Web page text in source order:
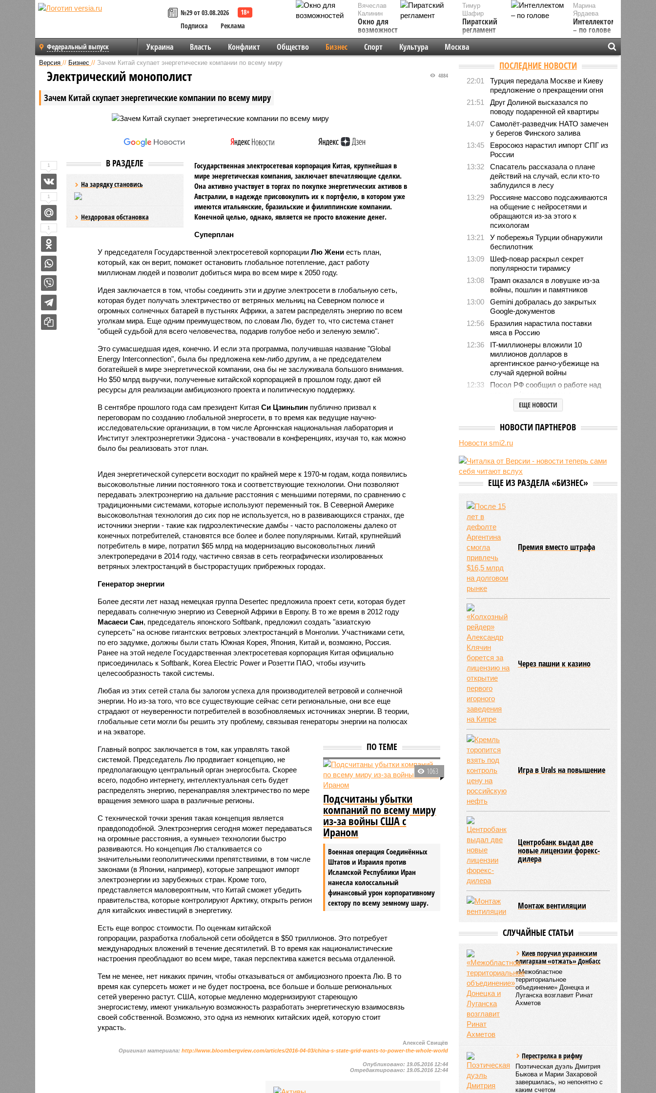
№29 от 03.08.2026
Подписка
Реклама
Вячеслав
Калинин
Окно для
возможностей
Марина
Ярдаева
Интеллектом
– по голове
Тимур
Шафир
Пиратский
регламент
Федеральный выпуск Украина Власть Конфликт Общество Бизнес Спорт Культура Москва
Версия // Бизнес // Зачем Китай скупает энергетические компании по всему миру
Зачем Китай скупает энергетические компании по всему миру
4884
Электрический монополист
В РАЗДЕЛЕ
На зарядку становись
Нездоровая обстановка
Государственная электросетевая корпорация Китая, крупнейшая в
мире энергетическая компания, заключает впечатляющие сделки.
Она активно участвует в торгах по покупке энергетических активов в
Австралии, в надежде присовокупить их к портфелю, в котором уже
имеются итальянские, бразильские и филиппинские компании.
Конечной целью, однако, является не просто вложение денег.
Суперплан
У председателя Государственной электросетевой корпорации Лю Жениесть план,
который, как он верит, поможет остановить глобальное потепление, даст работу
миллионам людей и позволит добиться мира во всем мире к 2050 году.
Идея заключается в том, чтобы соединить эти и другие электросети в глобальную сеть,
которая будет получать электричество от ветряных мельниц на Северном полюсе и
огромных солнечных батарей в пустынях Африки, а затем распределять энергию по всем
уголкам мира. Еще одним преимуществом, по словам Лю, будет то, что система станет
"общей судьбой для всего человечества, подарив голубое небо и зеленую землю".
Это сумасшедшая идея, конечно. И если эта программа, получившая название "Global
Energy Interconnection", была бы предложена кем-либо другим, а не председателем
богатейшей в мире энергетической компании, она бы не заслуживала большого внимания.
Но $50 млрд выручки, полученные китайской корпорацией в прошлом году, дают ей
ресурсы для реализации амбициозного проекта и политическую поддержку.
В сентябре прошлого года сам президент Китая Си Цзиньпин публично призвал к
переговорам по созданию глобальной энергосети, в то время как ведущие научно-
исследовательские организации, в том числе Аргоннская национальная лаборатория и
Институт электроэнергетики Эдисона - участвовали в конференциях, изучая то, как можно
было бы реализовать этот план.
Идея энергетической суперсети восходит по крайней мере к 1970-м годам, когда появились
высоковольтные линии постоянного тока и соответствующие технологии. Они позволяют
передавать электроэнергию на дальние расстояния с меньшими потерями, по сравнению с
традиционными системами, которые используют переменный ток. В Северной Америке
высоковольтная технология до сих пор не используется, но в развивающихся странах, где
источники энергии - такие как гидроэлектические дамбы - часто расположены далеко от
конечных потребителей, становятся все более и более популярными. Китай, крупнейший
потребитель в мире, потратил $65 млрд на модернизацию высоковольтных линий
электропередачи в 2014 году, частично связав в сеть географически изолированных
ветряных электростанций в быстрорастущих прибрежных городах.
Генератор энергии
Более десяти лет назад немецкая группа Desertec предложила проект сети, которая будет
передавать солнечную энергию из Северной Африки в Европу. В то же время в 2012 году
Масаеси Сан, председатель японского Softbank, предложил создать "азиатскую
суперсеть" на основе гигантских ветровых электростанций в Монголии. Участниками сети,
по его задумке, должны были стать Южная Корея, Япония, Китай и, возможно, Россия.
Ранее на этой неделе Государственная электросетевая корпорация Китая официально
присоединилась к Softbank, Korea Electric Power и Розетти ПАО, чтобы изучить
целесообразность такой системы.
Любая из этих сетей стала бы залогом успеха для производителей ветровой и солнечной
энергии. Но из-за того, что все существующие сейчас сети региональные, они все еще
страдают от неуверенности потребителей в возобновляемых источниках энергии. В теории,
глобальные сети могли бы решить эту проблему, связывая генераторы энергии на полюсах
и на экваторе.
ПО ТЕМЕ
1063
Подсчитаны убытки
компаний по всему миру
из-за войны США с
Ираном
Военная операция Соединённых
Штатов и Израиля против
Исламской Республики Иран
нанесла колоссальный
финансовый урон корпоративному
сектору по всему земному шару.
Главный вопрос заключается в том, как управлять такой
системой. Председатель Лю продвигает концепцию, не
предполагающую центральный орган энергосбыта. Скорее
всего, подобно интернету, интеллектуальная сеть будет
распределять энергию, перенаправляя электричество по мере
вращения земного шара в различные регионы.
С технической точки зрения такая концепция является
правдоподобной. Электроэнергия сегодня может передаваться
на огромные расстояния, а «умные» технологии быстро
развиваются. Но концепция Лю сталкивается со
значительными геополитическими препятствиями, в том числе
законами (в Японии, например), которые запрещают импорт
электроэнергии из зарубежных стран. Кроме того,
представляется маловероятным, что Китай сможет убедить
правительства, которые контролируют Арктику, открыть регион
для китайских инвестиций в энергетику.
Есть еще вопрос стоимости. По оценкам китайской
гопрорации, разработка глобальной сети обойдется в $50 триллионов. Это потребует
международных вложений в течение десятилетий. В то время как националистические
настроения преобладают во всем мире, такая перспектива кажется весьма отдаленной.
Тем не менее, нет никаких причин, чтобы отказываться от амбициозного проекта Лю. В то
время как суперсеть может и не будет построена, все больше и больше региональных
сетей уверенно растут. США, которые медленно модернизируют стареющую
энергосистему, имеют уникальную возможность разработать энергетическую взаимосвязь
своей собственной. Возможно, это одна из немногих китайских идей, которую стоит
украсть.
1
1
1
Алексей Свищёв
Оригинал материала:http://www.bloombergview.com/articles/2016-04-03/china-s-state-grid-wants-to-power-the-whole-world
Опубликовано: 19.05.2016 12:44
Отредактировано: 19.05.2016 12:44
ПОСЛЕДНИЕ НОВОСТИ
22:01
Турция передала Москве и Киеву
предложение о прекращении огня
21:51
Друг Долиной высказался по
поводу подаренной ей квартиры
14:07
Самолёт-разведчик НАТО замечен
у берегов Финского залива
13:45
Евросоюз нарастил импорт СПГ из
России
13:32
Спасатель рассказала о плане
действий на случай, если кто-то
заблудился в лесу
13:29
Россияне массово подсаживаются
на общение с нейросетями и
обращаются из-за этого к
психологам
13:21
У побережья Турции обнаружили
беспилотник
13:09
Шеф-повар раскрыл секрет
популярности тирамису
13:08
Трамп оказался в ловушке из-за
войны, пошлин и памятников
13:00
Gemini добралась до закрытых
Google-документов
12:56
Бразилия нарастила поставки
мяса в Россию
12:36
IT-миллионеры вложили 10
миллионов долларов в
аргентинское ранчо-убежище на
случай ядерной войны
12:33
Посол РФ сообщил о работе над
новым ж/д маршрутом с
Пакистаном
Украины Михаил Фёдоров
ультиматум
ядерную программу Ирана
ЕЩЕ НОВОСТИ
НОВОСТИ ПАРТНЕРОВ
Новости smi2.ru
ЕЩЕ ИЗ РАЗДЕЛА «БИЗНЕС»
Премия вместо штрафа
Через пашни к казино
Игра в Urals на повышение
Центробанк выдал две
новые лицензии форекс-
дилера
Монтаж вентиляции
СЛУЧАЙНЫЕ СТАТЬИ
Киев поручил украинским
олигархам «отжать» Донбасс
«Межобластное
территориальное
объединение» Донецка и
Луганска возглавит Ринат
Ахметов
Перестрелка в рифму
Поэтическая дуэль Дмитрия
Быкова и Марии Захаровой
завершилась, но непонятно с
каким счетом